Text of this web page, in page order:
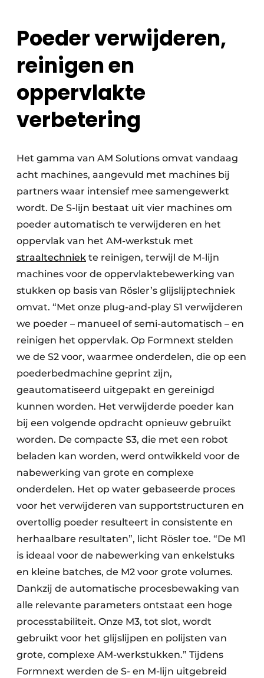
Poeder verwijderen,
reinigen en
oppervlakte
verbetering
Het gamma van AM Solutions omvat vandaag
acht machines, aangevuld met machines bij
partners waar intensief mee samengewerkt
wordt. De S-lijn bestaat uit vier machines om
poeder automatisch te verwijderen en het
oppervlak van het AM-werkstuk met
straaltechniek te reinigen, terwijl de M-lijn
machines voor de oppervlaktebewerking van
stukken op basis van Rösler’s glijslijptechniek
omvat. “Met onze plug-and-play S1 verwijderen
we poeder – manueel of semi-automatisch – en
reinigen het oppervlak. Op Formnext stelden
we de S2 voor, waarmee onderdelen, die op een
poederbedmachine geprint zijn,
geautomatiseerd uitgepakt en gereinigd
kunnen worden. Het verwijderde poeder kan
bij een volgende opdracht opnieuw gebruikt
worden. De compacte S3, die met een robot
beladen kan worden, werd ontwikkeld voor de
nabewerking van grote en complexe
onderdelen. Het op water gebaseerde proces
voor het verwijderen van supportstructuren en
overtollig poeder resulteert in consistente en
herhaalbare resultaten”, licht Rösler toe. “De M1
is ideaal voor de nabewerking van enkelstuks
en kleine batches, de M2 voor grote volumes.
Dankzij de automatische procesbewaking van
alle relevante parameters ontstaat een hoge
processtabiliteit. Onze M3, tot slot, wordt
gebruikt voor het glijslijpen en polijsten van
grote, complexe AM-werkstukken.” Tijdens
Formnext werden de S- en M-lijn uitgebreid